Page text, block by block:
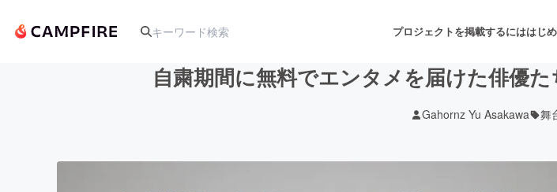
プロジェクトを掲載するにははじ
自粛期間に無料でエンタメを届けた俳優
Gahornz Yu Asakawa 舞